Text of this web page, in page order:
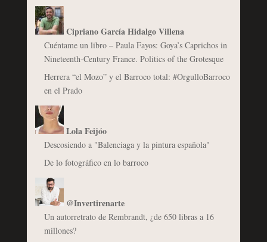
Cipriano García Hidalgo Villena
Cuéntame un libro – Paula Fayos: Goya’s Caprichos in
Nineteenth-Century France. Politics of the Grotesque
Herrera “el Mozo” y el Barroco total: #OrgulloBarroco
en el Prado
Lola Feijóo
Descosiendo a "Balenciaga y la pintura española"
De lo fotográfico en lo barroco
@Invertirenarte
Un autorretrato de Rembrandt, ¿de 650 libras a 16
millones?